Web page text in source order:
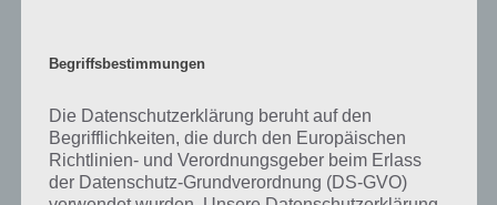
Prozent ein Wort und Rätsel-Spiel. Bereits über 10 Millionen mal
erfolgreichsten Spiele Apps in diesem Genre im Google Play Store
und iTunes App Store.
Begriffsbestimmungen
Die Datenschutzerklärung beruht auf den
Begrifflichkeiten, die durch den Europäischen
Richtlinien- und Verordnungsgeber beim Erlass
der Datenschutz-Grundverordnung (DS-GVO)